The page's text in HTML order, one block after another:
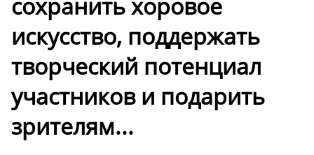
сохранить хоровое
искусство, поддержать
творческий потенциал
участников и подарить
зрителям...